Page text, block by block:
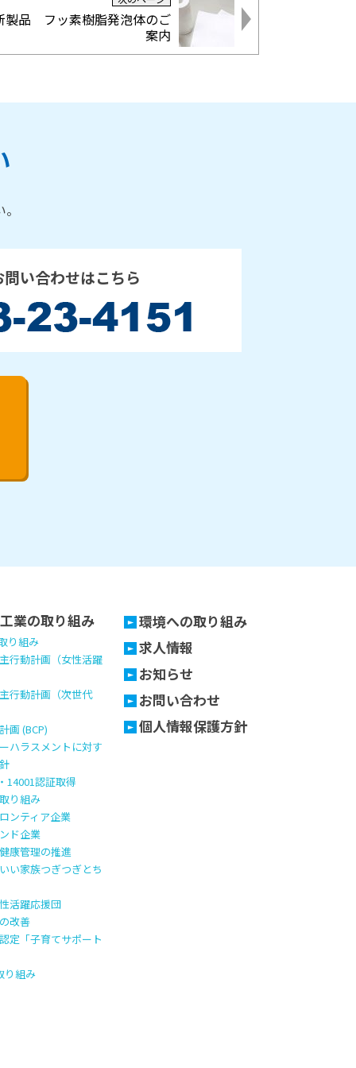
製品 フッ素樹脂発泡体のご
案内
い合わせはこちら
業の取り組み
り組み
行動計画（女性活躍
行動計画（次世代
画 (BCP)
ハラスメントに対す
14001認証取得
り組み
ンティア企業
ド企業
康管理の推進
い家族つぎつぎとち
活躍応援団
改善
定「子育てサポート
り組み
環境への取り組み
求人情報
お知らせ
お問い合わせ
個人情報保護方針